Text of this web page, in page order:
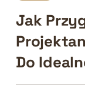
Jak
Do